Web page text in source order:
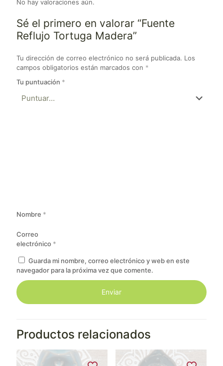
No hay valoraciones aún.
Sé el primero en valorar “Fuente
Reflujo Tortuga Madera”
Tu dirección de correo electrónico no será publicada. Los
campos obligatorios están marcados con *
Tu puntuación *
Nombre *
Correo
electrónico *
Guarda mi nombre, correo electrónico y web en este
navegador para la próxima vez que comente.
Productos relacionados